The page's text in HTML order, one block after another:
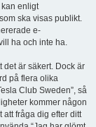
enligt
ska visas publikt.
e-
ha och inte ha.
det är säkert. Dock är
på flera olika
Club Sweden”, så
kommer någon
att fråga dig efter ditt